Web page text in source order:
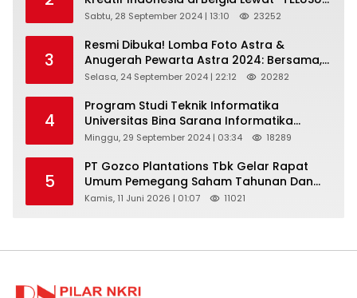
Kain Indonesia”
Sabtu, 28 September 2024 | 13:10 23252
3
Resmi Dibuka! Lomba Foto Astra &
Anugerah Pewarta Astra 2024: Bersama,
Berkarya, Berkelanjutan
Selasa, 24 September 2024 | 22:12 20282
4
Program Studi Teknik Informatika
Universitas Bina Sarana Informatika
Selenggarakan Pelatihan Pemanfaatan
Pemasaran Pada Forum UMKM
Bojongbaru Kecamatan Bojong Gede
Minggu, 29 September 2024 | 03:34 18289
5
PT Gozco Plantations Tbk Gelar Rapat
Umum Pemegang Saham Tahunan Dan
Paparan Publik 2026 Di Jakarta
Kamis, 11 Juni 2026 | 01:07 11021